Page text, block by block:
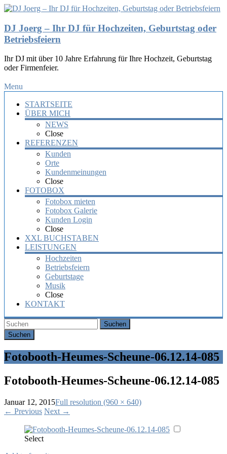
DJ Joerg – Ihr DJ für Hochzeiten, Geburtstag oder
Betriebsfeiern
Ihr DJ mit über 10 Jahre Erfahrung für Ihre Hochzeit, Geburtstag
oder Firmenfeier.
Menu
STARTSEITE
ÜBER MICH
NEWS
Close
REFERENZEN
Kunden
Orte
Kundenmeinungen
Close
FOTOBOX
Fotobox mieten
Fotobox Galerie
Kunden Login
Close
XXL BUCHSTABEN
LEISTUNGEN
Hochzeiten
Betriebsfeiern
Geburtstage
Musik
Close
KONTAKT
Suchen
Fotobooth-Heumes-Scheune-06.12.14-085
Fotobooth-Heumes-Scheune-06.12.14-085
Januar 12, 2015Full resolution (960 × 640)
← Previous Next →
Select